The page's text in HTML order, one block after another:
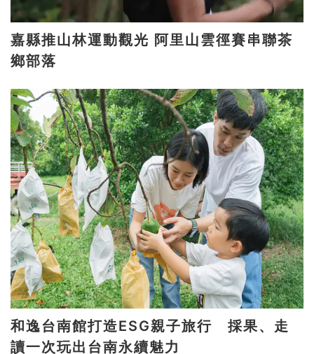
嘉縣推山林運動觀光 阿里山雲徑賽串聯茶
鄉部落
和逸台南館打造ESG親子旅行 採果、走
讀一次玩出台南永續魅力